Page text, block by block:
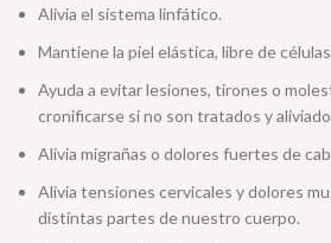
Alivia el sistema linfático.
Mantiene la piel elástica, libre de
Ayuda a evitar lesiones, tirones o
cronificarse si no son tratados y
Alivia migrañas o dolores fuertes de
Alivia tensiones cervicales y dolores
distintas partes de nuestro cuerpo.